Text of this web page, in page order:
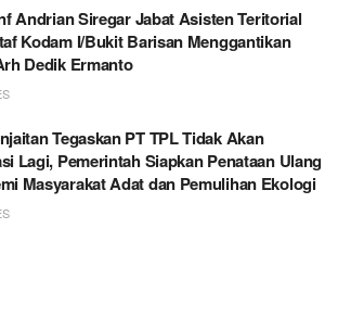
Andrian Siregar Jabat Asisten Teritorial
Kodam I/Bukit Barisan Menggantikan
Dedik Ermanto
Tegaskan PT TPL Tidak Akan
Lagi, Pemerintah Siapkan Penataan Ulang
Masyarakat Adat dan Pemulihan Ekologi